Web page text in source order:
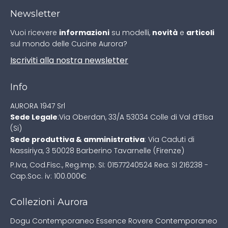
Newsletter
Vuoi ricevere informazioni su modelli, novità e articoli
sul mondo delle Cucine Aurora?
Iscriviti alla nostra newsletter
Info
AURORA 1947 Srl
Sede Legale:Via Oberdan, 33/A 53034 Colle di Val d’Elsa
(Si)
Sede produttiva & amministrativa: Via Caduti di
Nassiriya, 3 50028 Barberino Tavarnelle (Firenze)
P.Iva, Cod.Fisc., Reg.Imp. SI: 01577240524 Rea: SI 216238 -
Cap.Soc. iv: 100.000€
Collezioni Aurora
Dogu Contemporaneo Essence Rovere Contemporaneo